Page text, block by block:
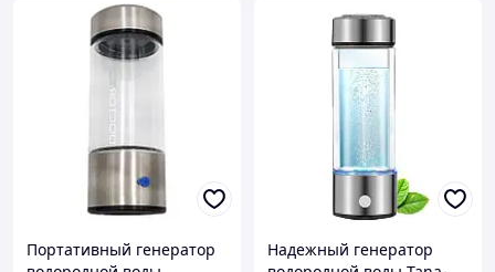
Портативный генератор
Надежный генератор